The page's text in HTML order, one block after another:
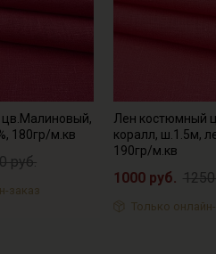
180гр/м.кв
руб.
заказ
Лен костюмный
коралл, ш.1.5м,
190гр/м.кв
1000 руб.
Только